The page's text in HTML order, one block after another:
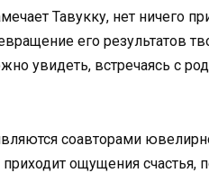
Тавукку, нет ничего
его результатов
увидеть, встречаясь с
соавторами
ощущения счастья,